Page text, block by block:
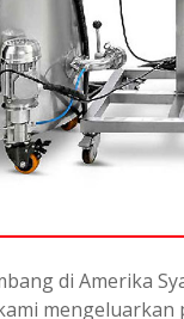
di Amerika